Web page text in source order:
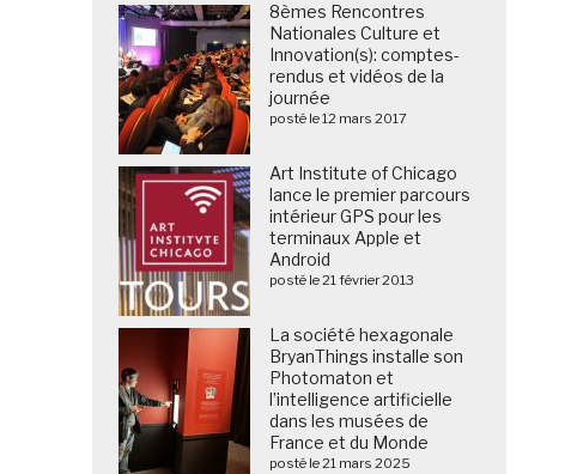
8èmes Rencontres
Nationales Culture et
Innovation(s): comptes-
rendus et vidéos de la
journée
posté le 12 mars 2017
Art Institute of Chicago
lance le premier parcours
intérieur GPS pour les
terminaux Apple et
Android
posté le 21 février 2013
La société hexagonale
BryanThings installe son
Photomaton et
l’intelligence artificielle
dans les musées de
France et du Monde
posté le 21 mars 2025